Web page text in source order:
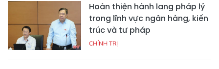
Hoàn thiện hành lang pháp lý
trong lĩnh vực ngân hàng, kiến
trúc và tư pháp
CHÍNH TRỊ